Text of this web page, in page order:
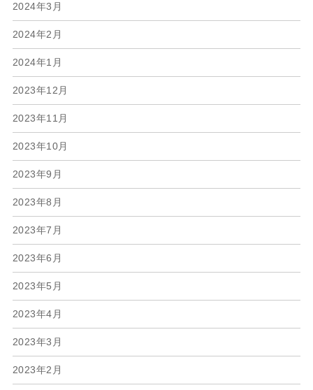
2024年3月
2024年2月
2024年1月
2023年12月
2023年11月
2023年10月
2023年9月
2023年8月
2023年7月
2023年6月
2023年5月
2023年4月
2023年3月
2023年2月